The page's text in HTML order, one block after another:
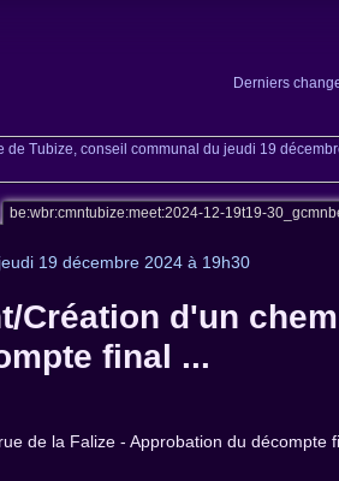
Derniers
de Tubize, conseil communal du jeudi 19
be:wbr:cmntubize:meet:2024-12-19t19-
19 décembre 2024 à 19h30
Création d'un
final ...
de la Falize - Approbation du décompte